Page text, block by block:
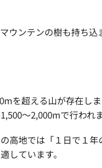
ウンテンの樹も持ち込
を超える山が存在しま
～2,000mで行われま
高地では「１日で１年
しています。